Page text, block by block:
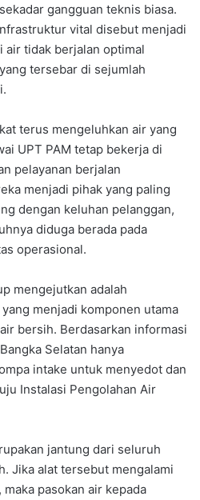
gangguan teknis biasa.
vital disebut menjadi
air tidak berjalan optimal
tersebar di sejumlah
terus mengeluhkan air yang
UPT PAM tetap bekerja di
pelayanan berjalan
menjadi pihak yang paling
dengan keluhan pelanggan,
diduga berada pada
operasional.
mengejutkan adalah
menjadi komponen utama
bersih. Berdasarkan informasi
Selatan hanya
intake untuk menyedot dan
Instalasi Pengolahan Air
jantung dari seluruh
Jika alat tersebut mengalami
pasokan air kepada